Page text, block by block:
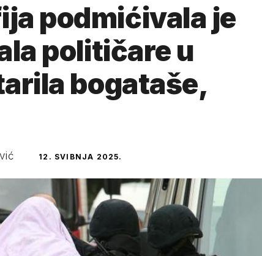
podmićivala je
političare u
bogataše,
12. SVIBNJA 2025.